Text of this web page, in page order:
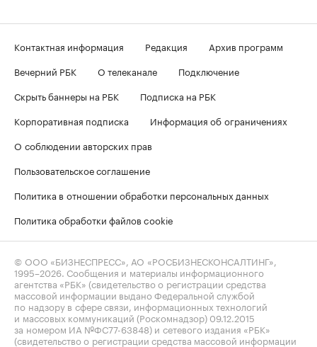
Контактная информация Редакция
Архив программ
Вечерний РБК
О телеканале
Подключение
Скрыть баннеры на РБК
Подписка на РБК
Корпоративная подписка
Информация об ограничениях
О соблюдении авторских прав
Пользовательское соглашение
Политика в отношении обработки персональных данных
Политика обработки файлов cookie
© ООО «БИЗНЕСПРЕСС», АО «РОСБИЗНЕСКОНСАЛТИНГ»,
1995–2026 . Сообщения и материалы информационного
агентства «РБК» (свидетельство о регистрации средства
массовой информации выдано Федеральной службой
по надзору в сфере связи, информационных технологий
и массовых коммуникаций (Роскомнадзор) 09.12.2015
за номером ИА №ФС77-63848) и сетевого издания «РБК»
(свидетельство о регистрации средства массовой информации